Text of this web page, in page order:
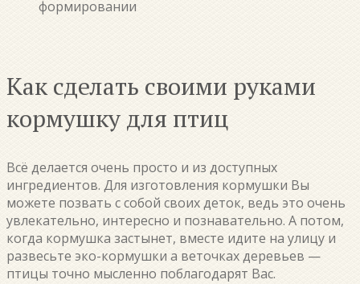
формировании
Как сделать своими руками
кормушку для птиц
Всё делается очень просто и из доступных
ингредиентов. Для изготовления кормушки Вы
можете позвать с собой своих деток, ведь это очень
увлекательно, интересно и познавательно. А потом,
когда кормушка застынет, вместе идите на улицу и
развесьте эко-кормушки а веточках деревьев —
птицы точно мысленно поблагодарят Вас.